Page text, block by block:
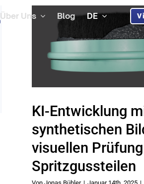
Über Uns Blog DE
KI-Entwicklung
synthetischen
visuellen
Spritzgussteilen